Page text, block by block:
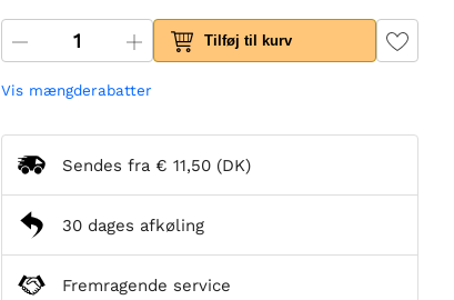
Tilføj til kurv
Vis mængderabatter
Sendes fra € 11,50 (DK)
30 dages afkøling
Fremragende service